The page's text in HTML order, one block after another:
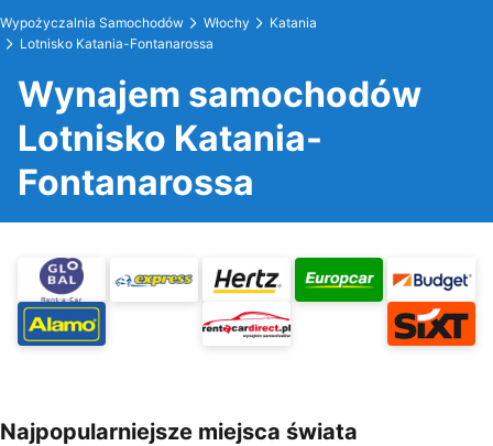
Wypożyczalnia Samochodów Włochy
Katania
Lotnisko Katania-Fontanarossa
Wynajem samochodów
Lotnisko Katania-
Fontanarossa
Najpopularniejsze miejsca świata